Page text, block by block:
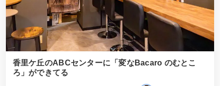
香里ケ丘のABCセンターに「変なBacaro のむとこ
ろ」ができてる